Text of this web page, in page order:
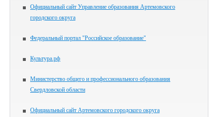
Официальный сайт Управление образования Артемовского
городского округа
Федеральный портал "Российское образование"
Культура.рф
Министерство общего и профессионального образования
Свердловской области
Официальный сайт Артемовского городского округа